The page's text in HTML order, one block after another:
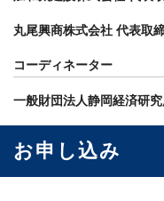
丸尾興商株式会社 代表取
コーディネーター
一般財団法人静岡経済研
お申し込み